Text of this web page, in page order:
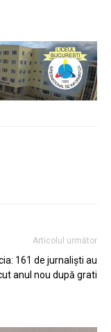
Articolul următor
161 de jurnaliști au
anul nou după grati